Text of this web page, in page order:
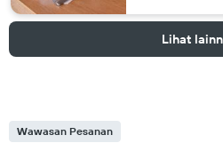
Lihat
Wawasan Pesanan